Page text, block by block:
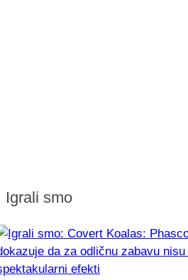
Igrali smo